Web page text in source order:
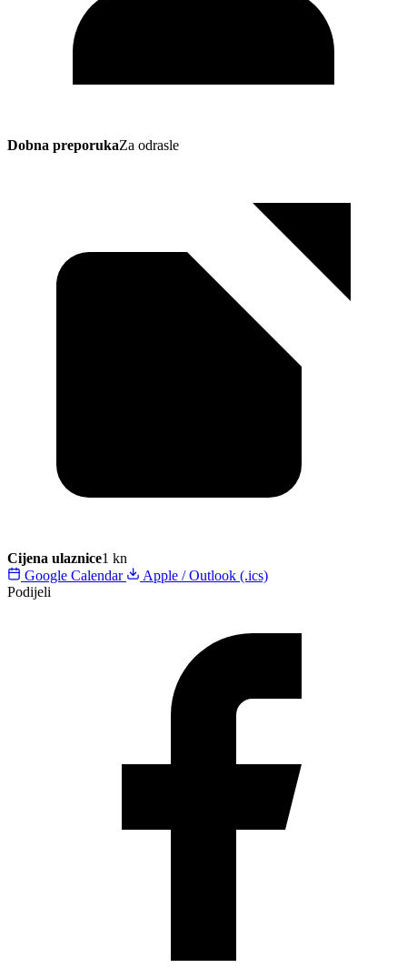
Dobna preporukaZa odrasle
Cijena ulaznice1 kn
Google Calendar
Apple / Outlook (.ics)
Podijeli